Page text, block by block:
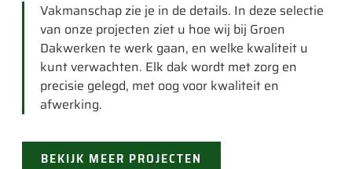
Vakmanschap zie je in de details. In deze selectie
van onze projecten ziet u hoe wij bij Groen
Dakwerken te werk gaan, en welke kwaliteit u
kunt verwachten. Elk dak wordt met zorg en
precisie gelegd, met oog voor kwaliteit en
afwerking.
BEKIJK MEER PROJECTEN